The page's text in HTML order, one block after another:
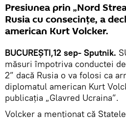
Presiunea prin „Nord
Rusia cu consecințe, a
american Kurt Volcker.
BUCUREȘTI,12 sep- Sputnik.
măsuri împotriva conductei
2” dacă Rusia o va folosi ca
diplomatul american Kurt
publicația „Glavred Ucraina”.
Volcker a menționat că